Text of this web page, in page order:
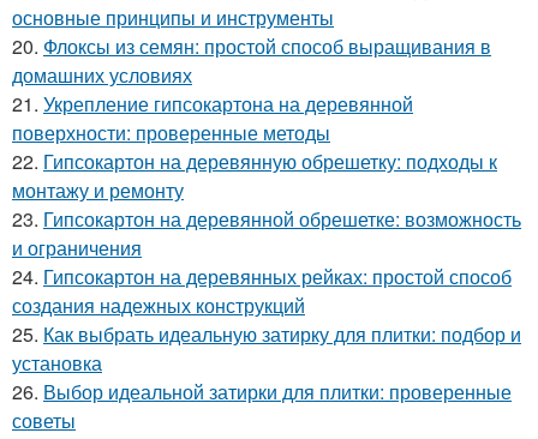
основные принципы и инструменты
20. Флоксы из семян: простой способ выращивания в
домашних условиях
21. Укрепление гипсокартона на деревянной
поверхности: проверенные методы
22. Гипсокартон на деревянную обрешетку: подходы к
монтажу и ремонту
23. Гипсокартон на деревянной обрешетке: возможность
и ограничения
24. Гипсокартон на деревянных рейках: простой способ
создания надежных конструкций
25. Как выбрать идеальную затирку для плитки: подбор и
установка
26. Выбор идеальной затирки для плитки: проверенные
советы